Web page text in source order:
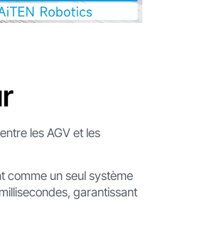
les AGV et les
comme un seul système
garantissant